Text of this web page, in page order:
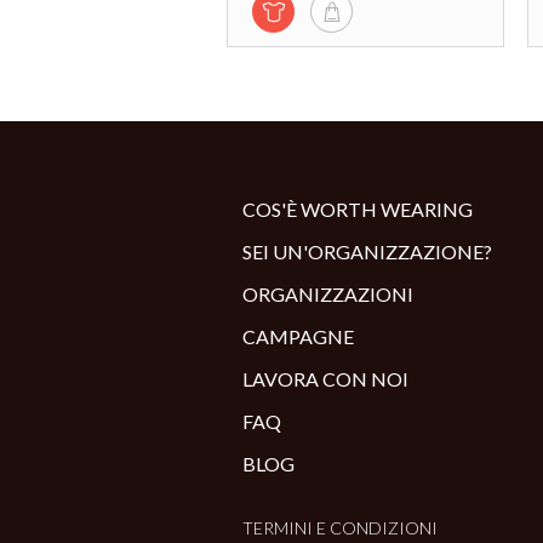
COS'È WORTH WEARING
SEI UN'ORGANIZZAZIONE?
ORGANIZZAZIONI
CAMPAGNE
LAVORA CON NOI
FAQ
BLOG
TERMINI E CONDIZIONI